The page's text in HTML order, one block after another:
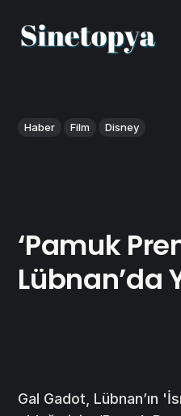
Haber Film Disney
‘Pamuk
Lübnan’da
Gal Gadot, Lübnan’ın